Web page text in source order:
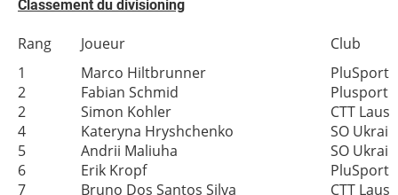
Classement du divisioning
Rang Joueur
Club
1
Marco Hiltbrunner
PluSport
2
Fabian Schmid
Plusport
2
Simon Kohler
CTT
4
Kateryna Hryshchenko
SO
5
Andrii Maliuha
SO
6
Erik Kropf
PluSport
7
Bruno Dos Santos Silva
CTT